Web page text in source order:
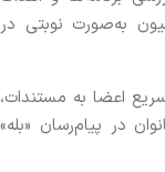
به‌صورت نوبتی در
اعضا به مستندات،
در پیام‌رسان «بله»